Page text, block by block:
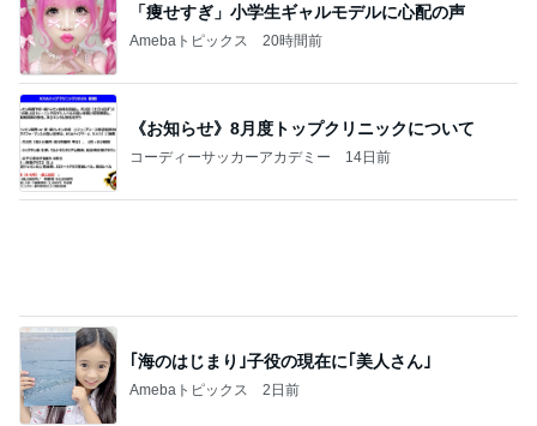
「痩せすぎ」小学生ギャルモデルに心配の声
Amebaトピックス 20時間前
《お知らせ》8月度トップクリニックについて
コーディーサッカーアカデミー 14日前
｢海のはじまり｣子役の現在に｢美人さん｣
Amebaトピックス 2日前